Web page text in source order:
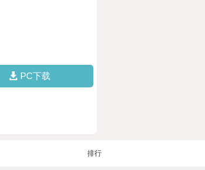
PC下载
排行